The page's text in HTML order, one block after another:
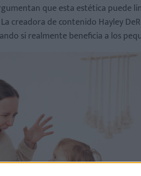
coloridos?
que esta estética puede
creadora de contenido Hayley
si realmente beneficia a los